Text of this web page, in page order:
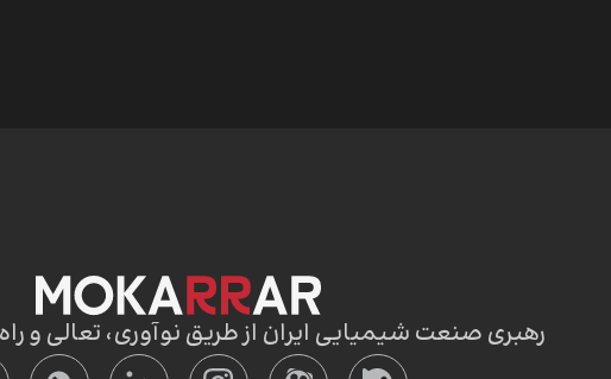
رهبری صنعت شیمیایی ایران از طریق نوآوری، تعالی و